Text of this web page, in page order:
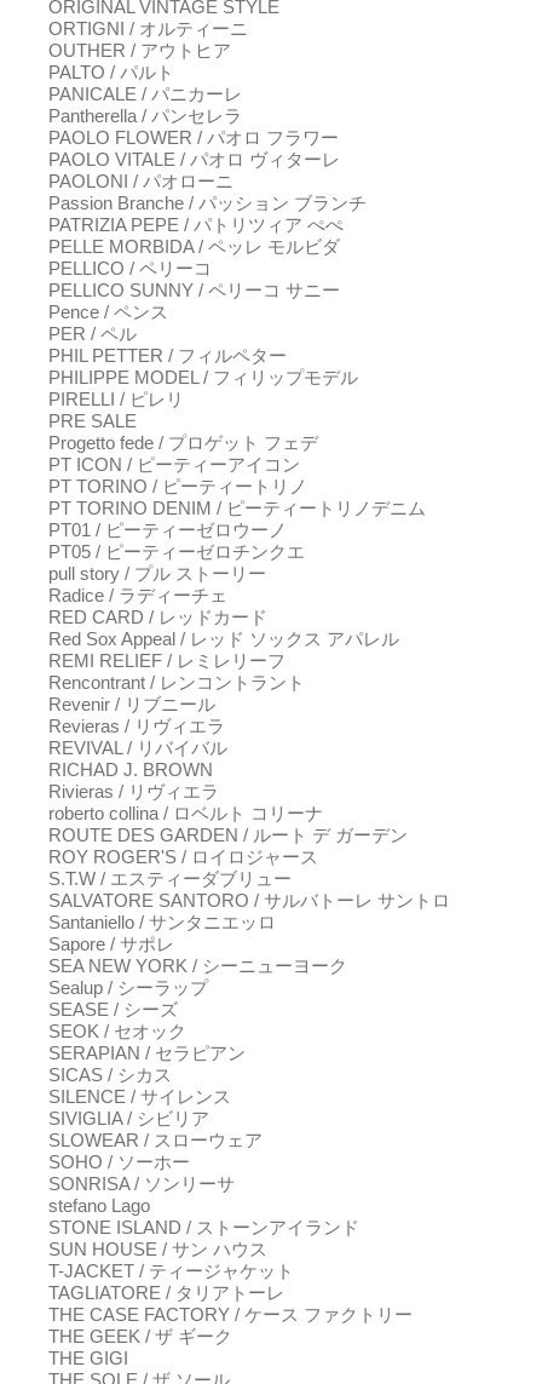
ORIGINAL VINTAGE STYLE
ORTIGNI / オルティーニ
OUTHER / アウトヒア
PALTO / パルト
PANICALE / パニカーレ
Pantherella / パンセレラ
PAOLO FLOWER / パオロ フラワー
PAOLO VITALE / パオロ ヴィターレ
PAOLONI / パオローニ
Passion Branche / パッション ブランチ
PATRIZIA PEPE / パトリツィア ぺぺ
PELLE MORBIDA / ペッレ モルビダ
PELLICO / ペリーコ
PELLICO SUNNY / ペリーコ サニー
Pence / ペンス
PER / ペル
PHIL PETTER / フィルペター
PHILIPPE MODEL / フィリップモデル
PIRELLI / ピレリ
PRE SALE
Progetto fede / プロゲット フェデ
PT ICON / ピーティーアイコン
PT TORINO / ピーティートリノ
PT TORINO DENIM / ピーティートリノデニム
PT01 / ピーティーゼロウーノ
PT05 / ピーティーゼロチンクエ
pull story / プル ストーリー
Radice / ラディーチェ
RED CARD / レッドカード
Red Sox Appeal / レッド ソックス アパレル
REMI RELIEF / レミレリーフ
Rencontrant / レンコントラント
Revenir / リブニール
Revieras / リヴィエラ
REVIVAL / リバイバル
RICHAD J. BROWN
Rivieras / リヴィエラ
roberto collina / ロベルト コリーナ
ROUTE DES GARDEN / ルート デ ガーデン
ROY ROGER'S / ロイロジャース
S.T.W / エスティーダブリュー
SALVATORE SANTORO / サルバトーレ サントロ
Santaniello / サンタニエッロ
Sapore / サポレ
SEA NEW YORK / シーニューヨーク
Sealup / シーラップ
SEASE / シーズ
SEOK / セオック
SERAPIAN / セラピアン
SICAS / シカス
SILENCE / サイレンス
SIVIGLIA / シビリア
SLOWEAR / スローウェア
SOHO / ソーホー
SONRISA / ソンリーサ
stefano Lago
STONE ISLAND / ストーンアイランド
SUN HOUSE / サン ハウス
T-JACKET / ティージャケット
TAGLIATORE / タリアトーレ
THE CASE FACTORY / ケース ファクトリー
THE GEEK / ザ ギーク
THE GIGI
THE SOLE / ザ ソール